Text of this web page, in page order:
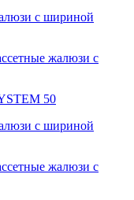
с шириной
жалюзи с
50
с шириной
жалюзи с